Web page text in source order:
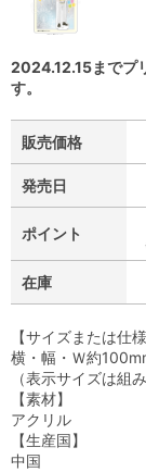
2024.12.15までプ
す。
販売価格
発売日
ポイント
在庫
【サイズまたは仕
横・幅・Ｗ約
（表示サイズは組
【素材】
アクリル
【生産国】
中国